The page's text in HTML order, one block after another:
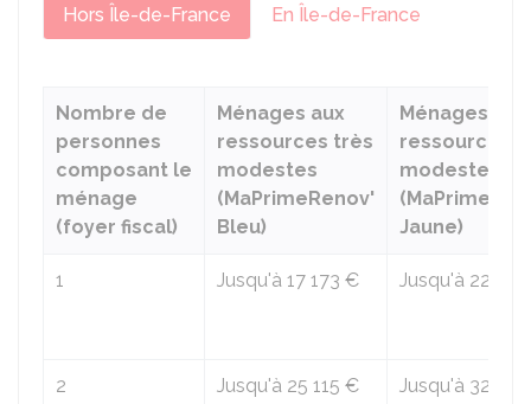
Hors Île-de-France En Île-de-France
Nombre de
personnes
composant le
ménage
(foyer fiscal)
Ménages aux
ressources très
modestes
(MaPrimeRenov'
Bleu)
Ménages aux
ressources
modestes
Jaune)
1 Jusqu'à 17 173 € Jusqu'à 22
2 Jusqu'à 25 115 € Jusqu'à 32